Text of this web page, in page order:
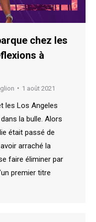
chez les
à
1 août 2021
les Los Angeles
la bulle. Alors
était passé de
arraché la
faire éliminer par
premier titre